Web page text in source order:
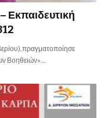
Εκπαιδευτική
Βοηθειών»…